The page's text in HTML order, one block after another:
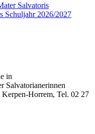
Salvatoris
Schuljahr 2026/2027
in
Salvatorianerinnen
Horrem, Tel. 02 27